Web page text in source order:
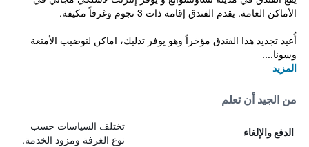
الأماكن العامة. يقدم الفندق إقامة ذات 3 نجوم وغرفاً مكيفة.
أُعيد تجديد هذا الفندق مؤخراً وهو يوفر تدليك، اماكن لتوضيب الأمتعة
وسونا....
المزيد
من الجيد أن تعلم
الدفع والإلغاء
تختلف السياسات حسب
نوع الغرفة ومزود الخدمة.